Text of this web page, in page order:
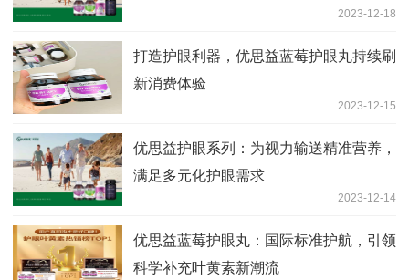
2023-12-18
打造护眼利器，优思益蓝莓护眼丸持续刷
新消费体验
2023-12-15
优思益护眼系列：为视力输送精准营养，
满足多元化护眼需求
2023-12-14
优思益蓝莓护眼丸：国际标准护航，引领
科学补充叶黄素新潮流